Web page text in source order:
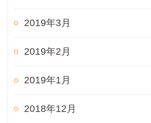
2019年3月
2019年2月
2019年1月
2018年12月